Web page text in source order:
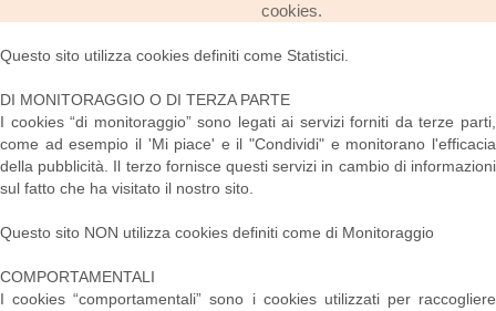
cookies.
Questo sito utilizza cookies definiti come Statistici.
DI MONITORAGGIO O DI TERZA PARTE
I cookies “di monitoraggio” sono legati ai servizi forniti da terze parti,
come ad esempio il 'Mi piace' e il "Condividi" e monitorano l'efficacia
della pubblicità. Il terzo fornisce questi servizi in cambio di informazioni
sul fatto che ha visitato il nostro sito.
Questo sito NON utilizza cookies definiti come di Monitoraggio
COMPORTAMENTALI
I cookies “comportamentali” sono i cookies utilizzati per raccogliere